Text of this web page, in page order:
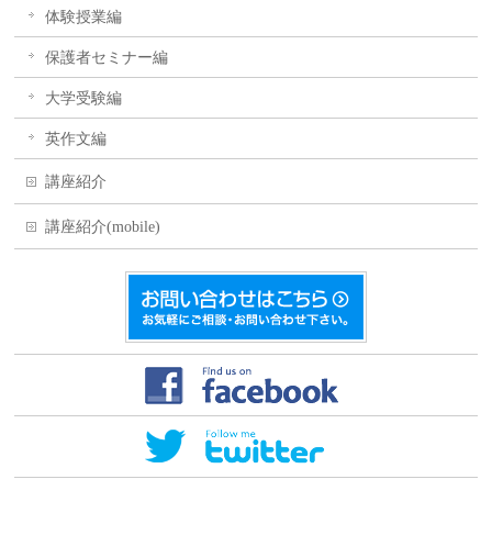
体験授業編
保護者セミナー編
大学受験編
英作文編
講座紹介
講座紹介(mobile)